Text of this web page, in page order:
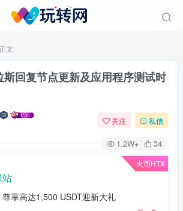
正文
回复节点更新及应用程序测试时
关注 私信
1.2W+ 34
火币HTX
站
享高达1,500 USDT迎新大礼